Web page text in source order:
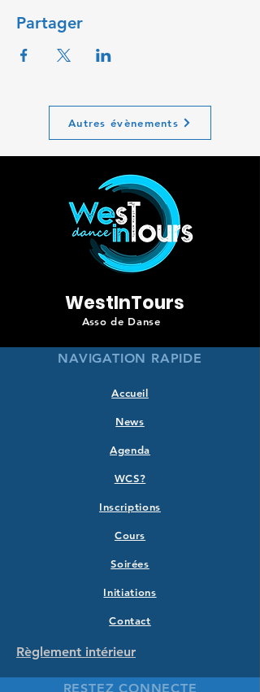
Partager
Autres évènements
WestInTours
Asso de Danse
NAVIGATION RAPIDE
Accueil
News
Agenda
WCS?
Inscriptions
Cours
Soirées
Initiations
Contact
Règlement intérieur
RESTEZ CONNECTE